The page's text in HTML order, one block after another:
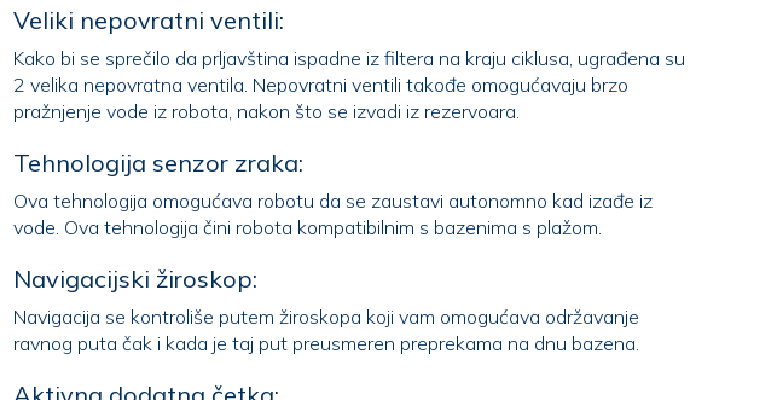
Veliki nepovratni ventili:
Kako bi se sprečilo da prljavština ispadne iz filtera na kraju ciklusa, ugrađena su
2 velika nepovratna ventila. Nepovratni ventili takođe omogućavaju brzo
pražnjenje vode iz robota, nakon što se izvadi iz rezervoara.
Tehnologija senzor zraka:
Ova tehnologija omogućava robotu da se zaustavi autonomno kad izađe iz
vode. Ova tehnologija čini robota kompatibilnim s bazenima s plažom.
Navigacijski žiroskop:
Navigacija se kontroliše putem žiroskopa koji vam omogućava održavanje
ravnog puta čak i kada je taj put preusmeren preprekama na dnu bazena.